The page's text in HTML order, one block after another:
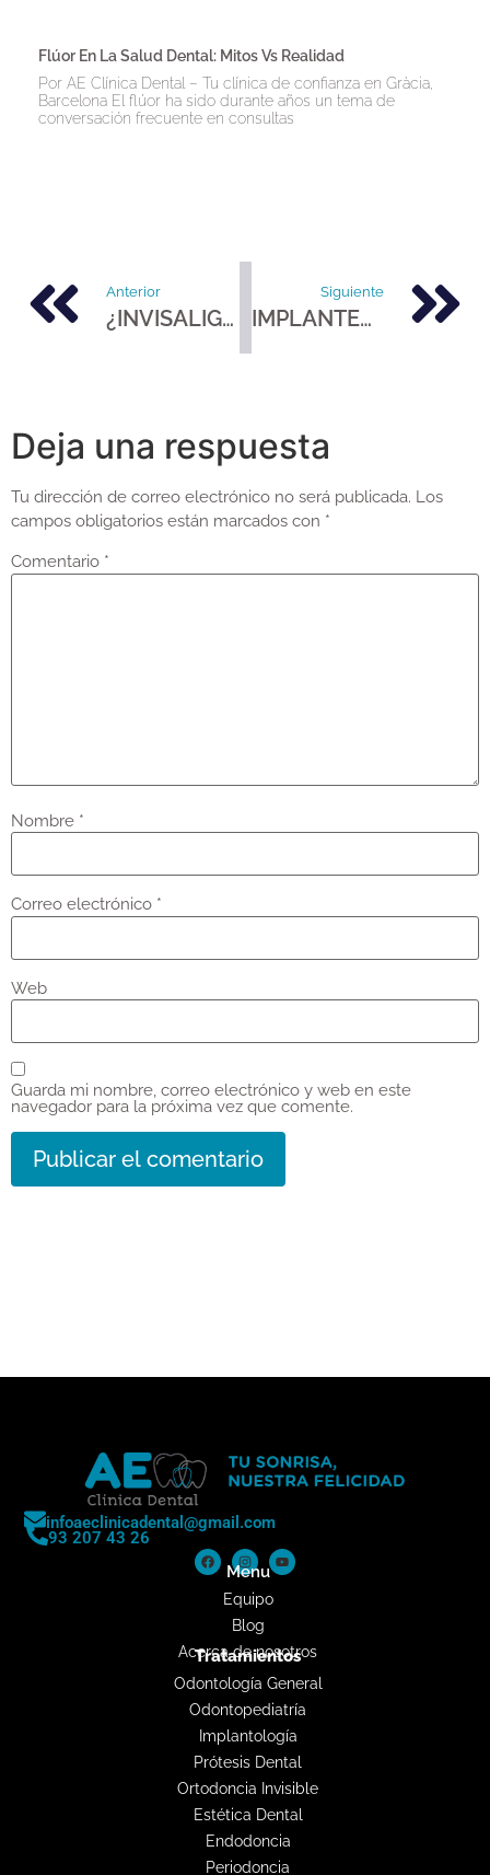
Flúor En La Salud Dental: Mitos Vs Realidad
Por AE Clínica Dental – Tu clínica de confianza en Gràcia,
Barcelona El flúor ha sido durante años un tema de
conversación frecuente en consultas
Anterior
¿INVISALIGN ? RAZONES PARA ESCOGERLA
Siguiente
IMPLANTES DENTALES; ¿CÓMO SE CALCULA SU PRECIO?
Deja una respuesta
Tu dirección de correo electrónico no será publicada. Los
campos obligatorios están marcados con *
Comentario *
Nombre *
Correo electrónico *
Web
Guarda mi nombre, correo electrónico y web en este
navegador para la próxima vez que comente.
infoaeclinicadental@gmail.com
93 207 43 26
Menu
Equipo
Blog
Acerca de nosotros
Tratamientos
Odontología General
Odontopediatría
Implantología
Prótesis Dental
Ortodoncia Invisible
Estética Dental
Endodoncia
Periodoncia